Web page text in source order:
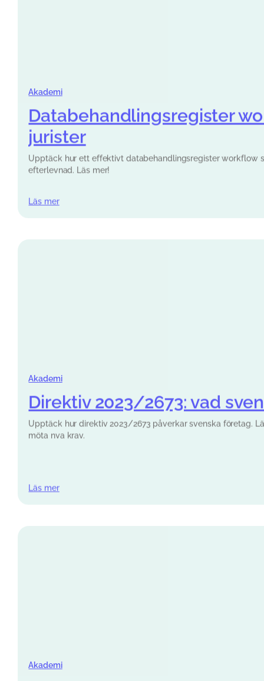
Databehandlingsregister
jurister
Upptäck hur ett effektivt databehandlingsregister workflow
efterlevnad. Läs mer!
Direktiv 2023/2673: vad
Upptäck hur direktiv 2023/2673 påverkar svenska företag.
möta nya krav.
EU:s ångerrättsregler från